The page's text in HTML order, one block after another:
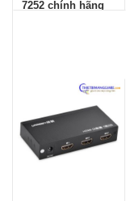
7252 chính hãng